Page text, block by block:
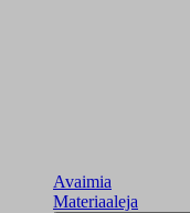
Avaimia
Materiaaleja